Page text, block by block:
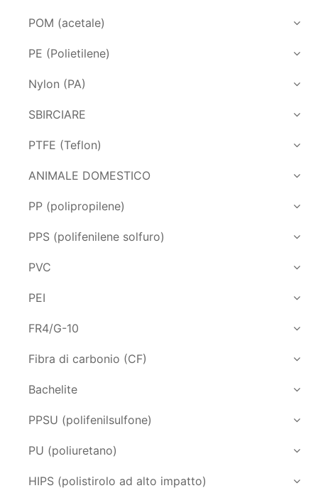
POM (acetale)
PE (Polietilene)
Nylon (PA)
SBIRCIARE
PTFE (Teflon)
ANIMALE DOMESTICO
PP (polipropilene)
PPS (polifenilene solfuro)
PVC
PEI
FR4/G-10
Fibra di carbonio (CF)
Bachelite
PPSU (polifenilsulfone)
PU (poliuretano)
HIPS (polistirolo ad alto impatto)